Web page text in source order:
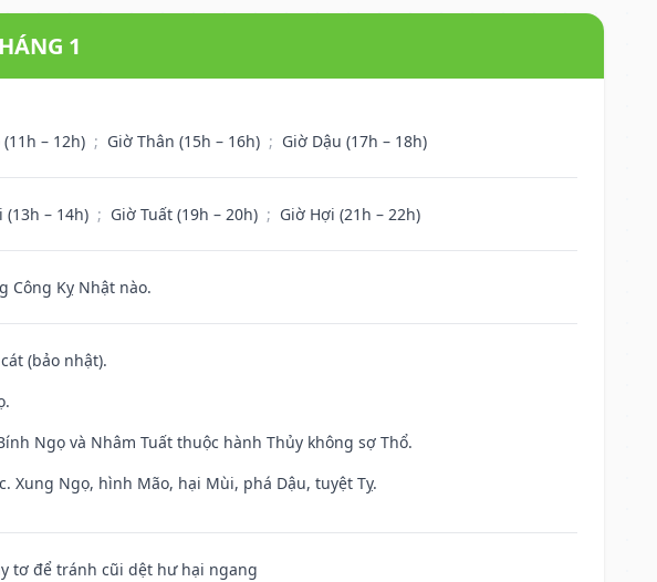
1
– 12h) ; Giờ Thân (15h – 16h) ; Giờ Dậu (17h – 18h)
(13h – 14h) ; Giờ Tuất (19h – 20h) ; Giờ Hợi (21h – 22h)
Công Kỵ Nhật nào.
(bảo nhật).
Ngọ và Nhâm Tuất thuộc hành Thủy không sợ Thổ.
Xung Ngọ, hình Mão, hại Mùi, phá Dậu, tuyệt Tỵ.
tơ để tránh cũi dệt hư hại ngang